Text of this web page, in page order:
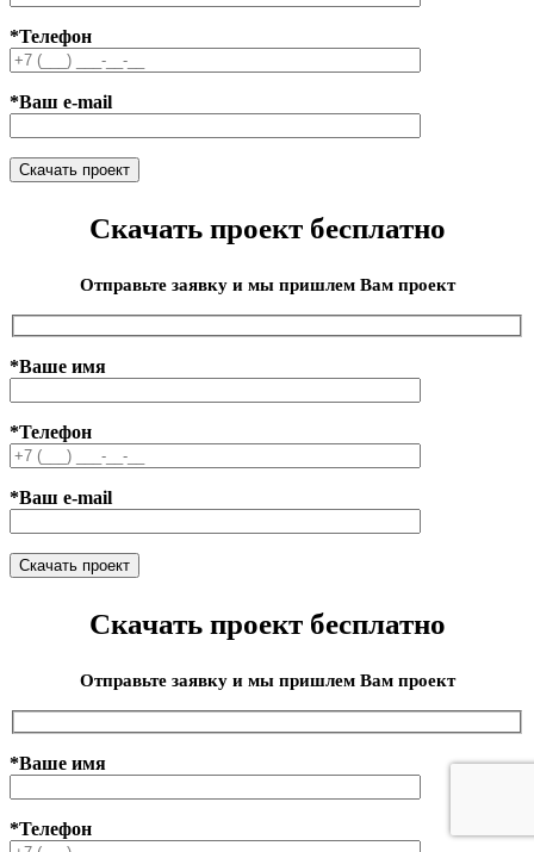
*Телефон
*Ваш e-mail
Скачать проект бесплатно
Отправьте заявку и мы пришлем Вам проект
*Ваше имя
*Телефон
*Ваш e-mail
Скачать проект бесплатно
Отправьте заявку и мы пришлем Вам проект
*Ваше имя
*Телефон